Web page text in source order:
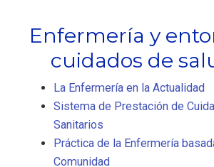
Enfermería y
cuidados de
La Enfermería en la Actualidad
Sistema de Prestación de
Sanitarios
Práctica de la Enfermería
Comunidad